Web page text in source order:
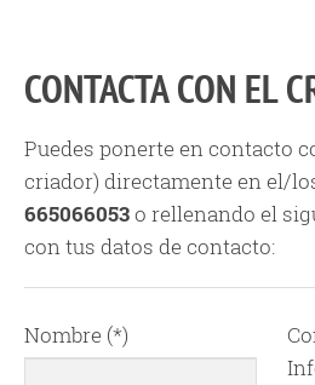
CONTACTA CON EL
Puedes ponerte en contacto
criador) directamente en el/
665066053o rellenando el
con tus datos de contacto:
Nombre (*)